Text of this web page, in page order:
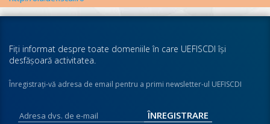
Fiţi informat despre toate domeniile în care UEFISCDI îşi
desfăşoară activitatea.
Înregistraţi-vă adresa de email pentru a primi newsletter-ul UEFISCDI